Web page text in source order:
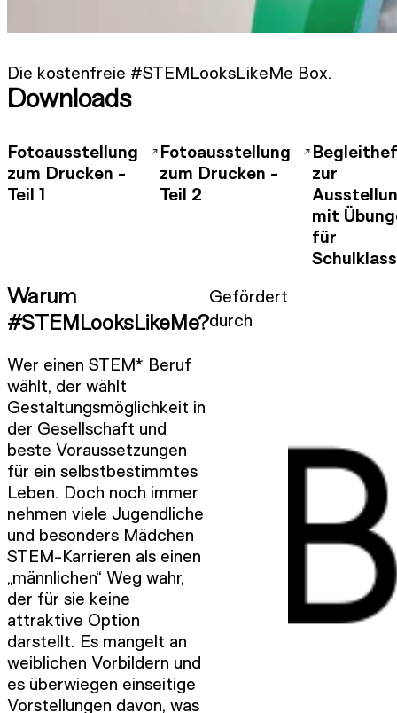
Die kostenfreie #STEMLooksLikeMe Box.
Downloads
Fotoausstellung
zum Drucken -
Teil 1
Fotoausstellung
zum Drucken -
Teil 2
zur
mit
für
Warum
#STEMLooksLikeMe?
Wer einen STEM* Beruf
wählt, der wählt
Gestaltungsmöglichkeit in
der Gesellschaft und
beste Voraussetzungen
für ein selbstbestimmtes
Leben. Doch noch immer
nehmen viele Jugendliche
und besonders Mädchen
STEM-Karrieren als einen
„männlichen“ Weg wahr,
der für sie keine
attraktive Option
darstellt. Es mangelt an
weiblichen Vorbildern und
es überwiegen einseitige
Vorstellungen davon, was
Gefördert
durch